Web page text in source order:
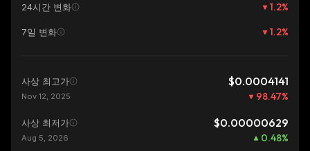
24시간 변화 1.2%
7일 변화 1.2%
사상 최고가 $0.0004141
Nov 12, 2025 98.47%
사상 최저가 $0.00000629
Aug 5, 2026 0.48%